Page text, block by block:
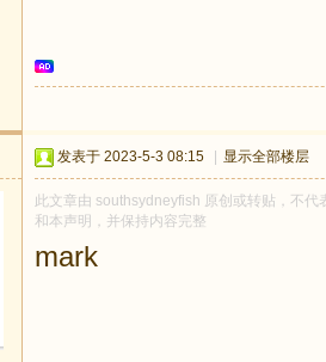
发表于 2023-5-3 08:15 显示全部楼层
此文章由 southsydneyfish 原创或转贴，不
和本声明，并保持内容完整
mark